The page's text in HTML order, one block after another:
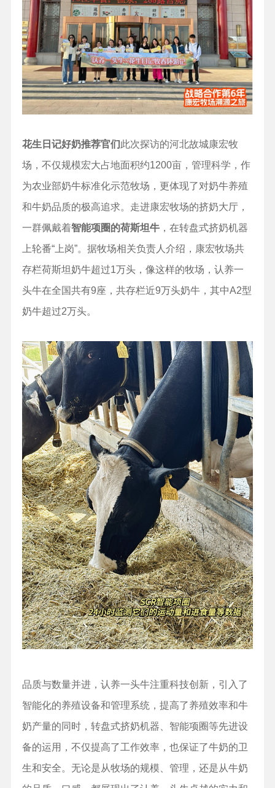
花生日记好奶推荐官们 此次探访的河北故城康宏牧
场，不仅规模宏大占地面积约1200亩，管理科学，作
为农业部奶牛标准化示范牧场，更体现了对奶牛养殖
和牛奶品质的极高追求。走进康宏牧场的挤奶大厅，
一群佩戴着智能项圈的荷斯坦牛 ，在转盘式挤奶机器
上轮番“上岗”。据牧场相关负责人介绍，康宏牧场共
存栏荷斯坦奶牛超过1万头，像这样的牧场，认养一
头牛在全国共有9座，共存栏近9万头奶牛，其中A2型
奶牛超过2万头。
品质与数量并进，认养一头牛注重科技创新，引入了
智能化的养殖设备和管理系统，提高了养殖效率和牛
奶产量的同时，转盘式挤奶机器、智能项圈等先进设
备的运用，不仅提高了工作效率，也保证了牛奶的卫
生和安全。无论是从牧场的规模、管理，还是从牛奶